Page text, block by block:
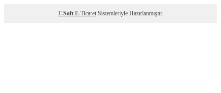
T-Soft E-Ticaret Sistemleriyle Hazırlanmıştır.